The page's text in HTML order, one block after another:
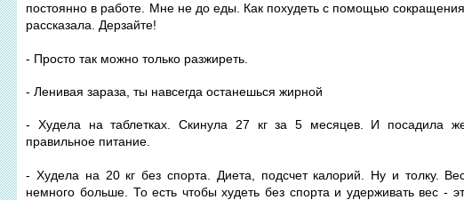
постоянно в работе. Мне не до еды. Как похудеть с помощью
рассказала. Дерзайте!
- Просто так можно только разжиреть.
- Ленивая зараза, ты навсегда останешься жирной
- Худела на таблетках. Скинула 27 кг за 5 месяцев. И посадила
правильное питание.
- Худела на 20 кг без спорта. Диета, подсчет калорий. Ну и толку.
немного больше. То есть чтобы худеть без спорта и удерживать вес -